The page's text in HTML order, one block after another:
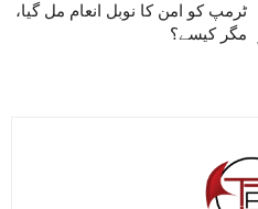
ٹرمپ کو امن کا نوبل انعام مل گیا،
مگر کیسے؟